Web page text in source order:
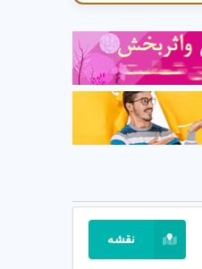
باید به این موضوع
دوربین را حداقل به
در عین حال این
می شود، از این رو
انتخاب را برای
از جمله می توان به
دارایکامل ترین
بسیار تاثیرگذار
نقشه